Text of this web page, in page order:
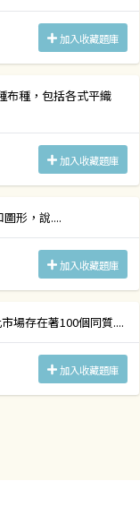
加入收藏題庫
布種，包括各式平織
加入收藏題庫
形，說....
加入收藏題庫
場存在著100個同質....
加入收藏題庫